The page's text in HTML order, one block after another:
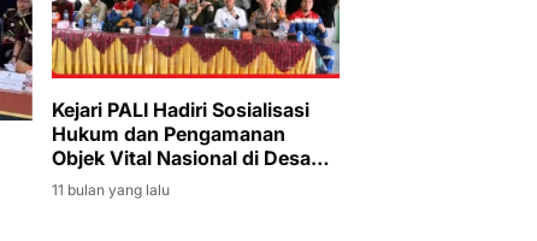
Kejari PALI Hadiri Sosialisasi
Hukum dan Pengamanan
Objek Vital Nasional di Desa
Pengabuan
11 bulan yang lalu